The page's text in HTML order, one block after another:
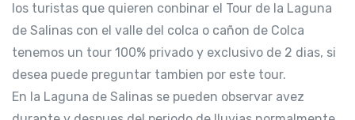
los turistas que quieren conbinar el Tour de la Laguna
de Salinas con el valle del colca o cañon de Colca
tenemos un tour 100% privado y exclusivo de 2 dias, si
desea puede preguntar tambien por este tour.
En la Laguna de Salinas se pueden observar avez